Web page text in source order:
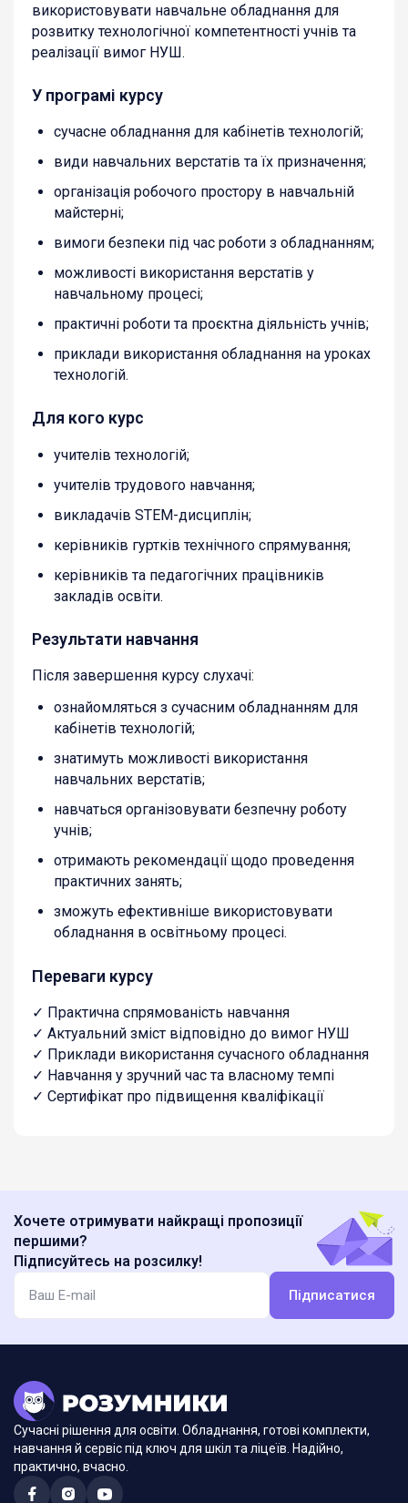
використовувати навчальне обладнання для
розвитку технологічної компетентності учнів та
реалізації вимог НУШ.
У програмі курсу
сучасне обладнання для кабінетів технологій;
види навчальних верстатів та їх призначення;
організація робочого простору в навчальній
майстерні;
вимоги безпеки під час роботи з обладнанням;
можливості використання верстатів у
навчальному процесі;
практичні роботи та проєктна діяльність учнів;
приклади використання обладнання на уроках
технологій.
Для кого курс
учителів технологій;
учителів трудового навчання;
викладачів STEM-дисциплін;
керівників гуртків технічного спрямування;
керівників та педагогічних працівників
закладів освіти.
Результати навчання
Після завершення курсу слухачі:
ознайомляться з сучасним обладнанням для
кабінетів технологій;
знатимуть можливості використання
навчальних верстатів;
навчаться організовувати безпечну роботу
учнів;
отримають рекомендації щодо проведення
практичних занять;
зможуть ефективніше використовувати
обладнання в освітньому процесі.
Переваги курсу
✓ Практична спрямованість навчання
✓ Актуальний зміст відповідно до вимог НУШ
✓ Приклади використання сучасного обладнання
✓ Навчання у зручний час та власному темпі
✓ Сертифікат про підвищення кваліфікації
Хочете отримувати найкращі пропозиції
першими?
Підписуйтесь на розсилку!
Підписатися
Сучасні рішення для освіти. Обладнання, готові комплекти,
навчання й сервіс під ключ для шкіл та ліцеїв. Надійно,
практично, вчасно.